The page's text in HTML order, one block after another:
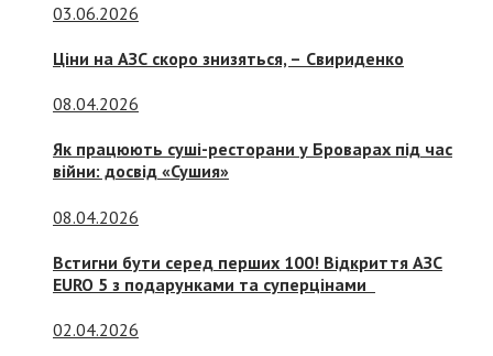
03.06.2026
Ціни на АЗС скоро знизяться, – Свириденко
08.04.2026
Як працюють суші-ресторани у Броварах під час
війни: досвід «Сушия»
08.04.2026
Встигни бути серед перших 100! Відкриття АЗС
EURO 5 з подарунками та суперцінами
02.04.2026